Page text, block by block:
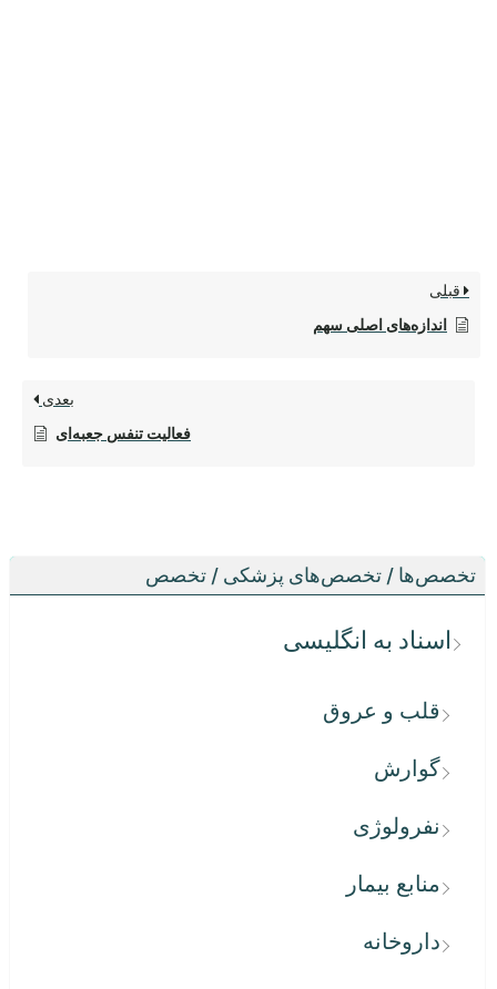
تخصص‌ها / تخصص‌های پزشکی / تخصص
اسناد به انگلیسی
قلب و عروق
گوارش
نفرولوژی
منابع بیمار
داروخانه
قبلی
اندازه‌های اصلی سهم
بعدی
فعالیت تنفس جعبه‌ای